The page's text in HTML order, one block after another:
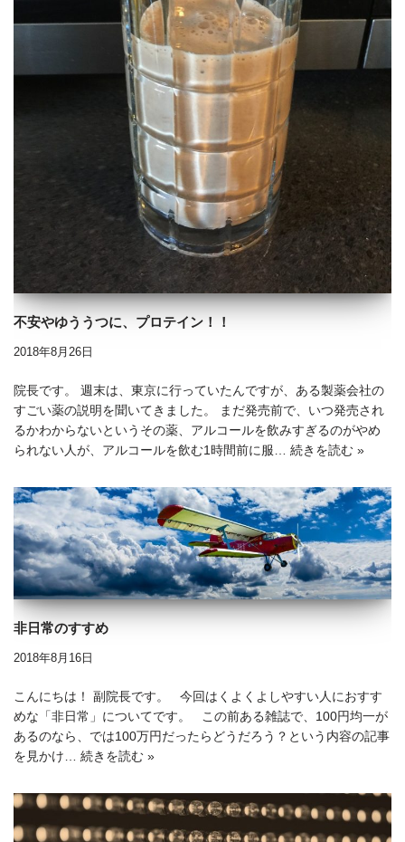
不安やゆううつに、プロテイン！！
2018年8月26日
院長です。 週末は、東京に行っていたんですが、ある製薬会社の
すごい薬の説明を聞いてきました。 まだ発売前で、いつ発売され
るかわからないというその薬、アルコールを飲みすぎるのがやめ
られない人が、アルコールを飲む1時間前に服… 続きを読む »
非日常のすすめ
2018年8月16日
こんにちは！ 副院長です。 今回はくよくよしやすい人におすす
めな「非日常」についてです。 この前ある雑誌で、100円均一が
あるのなら、では100万円だったらどうだろう？という内容の記事
を見かけ… 続きを読む »